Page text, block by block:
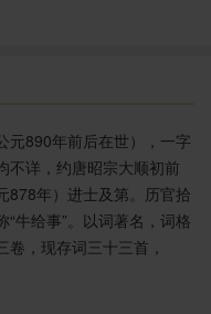
元890年前后在世），一字
不详，约唐昭宗大顺初前
878年）进士及第。历官拾
牛给事”。以词著名，词格
，现存词三十三首，